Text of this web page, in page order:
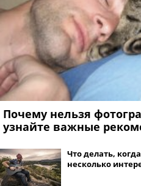
Почему нельзя
узнайте важные
Что делать,
несколько